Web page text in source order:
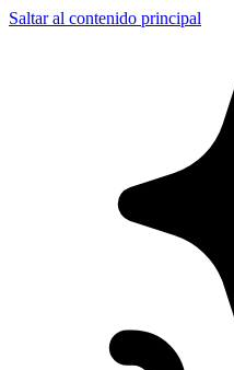
Saltar al contenido principal